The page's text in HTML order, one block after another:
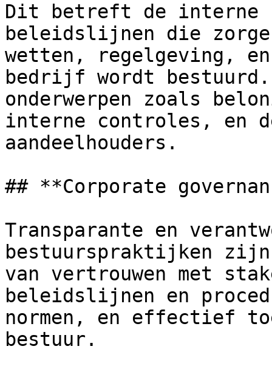
Dit betreft de interne
beleidslijnen die
wetten, regelgeving,
bedrijf wordt bestuurd.
onderwerpen zoals
interne controles, en
aandeelhouders.
## **Corporate
Transparante en
bestuurspraktijken
van vertrouwen met
beleidslijnen en
normen, en effectief
bestuur.